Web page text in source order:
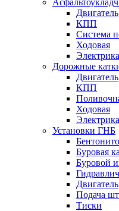
Двигатель
КПП
Система
Ходовая
Электрика
Дорожные
Двигатель
КПП
Ходовая
Электрика
Установки ГНБ
Буровая
Буровой
Двигатель
Подача
Тиски